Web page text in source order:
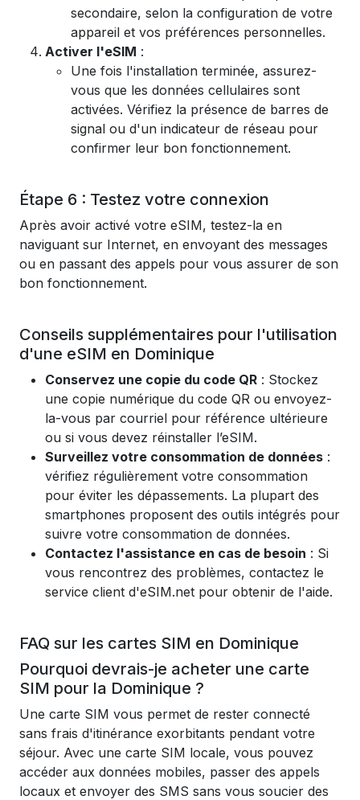
secondaire, selon la configuration de votre
appareil et vos préférences personnelles.
Activer l'eSIM :
Une fois l'installation terminée, assurez-
vous que les données cellulaires sont
activées. Vérifiez la présence de barres de
signal ou d'un indicateur de réseau pour
confirmer leur bon fonctionnement.
Étape 6 : Testez votre connexion
Après avoir activé votre eSIM, testez-la en
naviguant sur Internet, en envoyant des messages
ou en passant des appels pour vous assurer de son
bon fonctionnement.
Conseils supplémentaires pour l'utilisation
d'une eSIM en Dominique
Conservez une copie du code QR : Stockez
une copie numérique du code QR ou envoyez-
la-vous par courriel pour référence ultérieure
ou si vous devez réinstaller l’eSIM.
Surveillez votre consommation de données :
vérifiez régulièrement votre consommation
pour éviter les dépassements. La plupart des
smartphones proposent des outils intégrés pour
suivre votre consommation de données.
Contactez l'assistance en cas de besoin : Si
vous rencontrez des problèmes, contactez le
service client d'eSIM.net pour obtenir de l'aide.
FAQ sur les cartes SIM en Dominique
Pourquoi devrais-je acheter une carte
SIM pour la Dominique ?
Une carte SIM vous permet de rester connecté
sans frais d'itinérance exorbitants pendant votre
séjour. Avec une carte SIM locale, vous pouvez
accéder aux données mobiles, passer des appels
locaux et envoyer des SMS sans vous soucier des